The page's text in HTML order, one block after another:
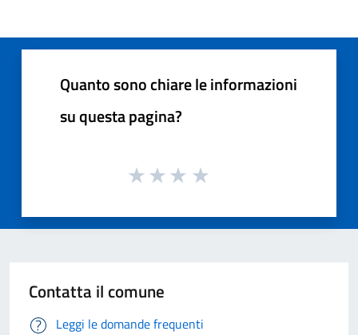
Quanto sono chiare le informazioni
su questa pagina?
Contatta il comune
Leggi le domande frequenti